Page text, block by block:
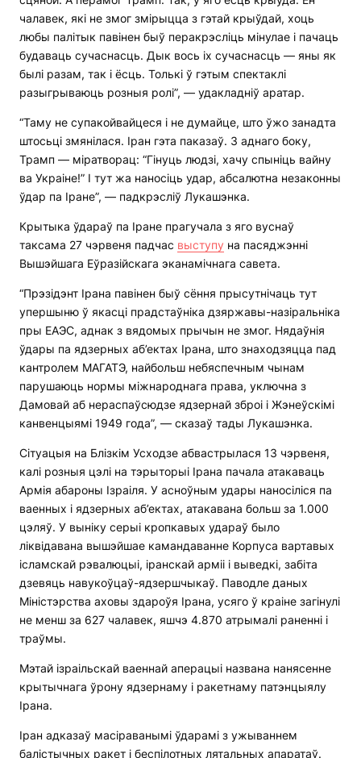
чалавек, які не змог змірыцца з гэтай крыўдай, хоць
любы палітык павінен быў перакрэсліць мінулае і пачаць
будаваць сучаснасць. Дык вось іх сучаснасць — яны як
былі разам, так і ёсць. Толькі ў гэтым спектаклі
разыгрываюць розныя ролі”, — удакладніў аратар.
“Таму не супакойвайцеся і не думайце, што ўжо занадта
штосьці змянілася. Іран гэта паказаў. З аднаго боку,
Трамп — міратворац: “Гінуць людзі, хачу спыніць вайну
ва Украіне!” І тут жа наносіць удар, абсалютна незаконны
ўдар па Іране”, — падкрэсліў Лукашэнка.
Крытыка ўдараў па Іране прагучала з яго вуснаў
таксама 27 чэрвеня падчас выступу на пасяджэнні
Вышэйшага Еўразійскага эканамічнага савета.
“Прэзідэнт Ірана павінен быў сёння прысутнічаць тут
упершыню ў якасці прадстаўніка дзяржавы-назіральніка
пры ЕАЭС, аднак з вядомых прычын не змог. Нядаўнія
ўдары па ядзерных аб’ектах Ірана, што знаходзяцца пад
кантролем МАГАТЭ, найбольш небяспечным чынам
парушаюць нормы міжнароднага права, уключна з
Дамовай аб нераспаўсюдзе ядзернай зброі і Жэнеўскімі
канвенцыямі 1949 года”, — сказаў тады Лукашэнка.
Сітуацыя на Блізкім Усходзе абвастрылася 13 чэрвеня,
калі розныя цэлі на тэрыторыі Ірана пачала атакаваць
Армія абароны Ізраіля. У асноўным удары наносіліся па
ваенных і ядзерных аб’ектах, атакавана больш за 1.000
цэляў. У выніку серыі кропкавых удараў было
ліквідавана вышэйшае камандаванне Корпуса вартавых
ісламскай рэвалюцыі, іранскай арміі і выведкі, забіта
дзевяць навукоўцаў-ядзершчыкаў. Паводле даных
Міністэрства аховы здароўя Ірана, усяго ў краіне загінулі
не менш за 627 чалавек, яшчэ 4.870 атрымалі раненні і
траўмы.
Мэтай ізраільскай ваеннай аперацыі названа нанясенне
крытычнага ўрону ядзернаму і ракетнаму патэнцыялу
Ірана.
Іран адказаў масіраванымі ўдарамі з ужываннем
балістычных ракет і беспілотных лятальных апаратаў.